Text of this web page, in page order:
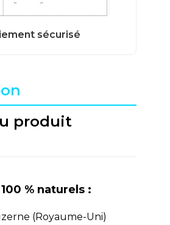
produit
% naturels :
(Royaume-Uni)